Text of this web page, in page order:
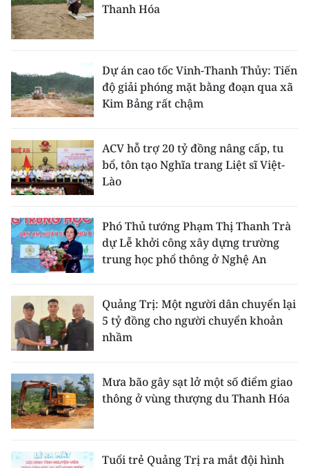
Thanh Hóa
Dự án cao tốc Vinh-Thanh Thủy: Tiến
độ giải phóng mặt bằng đoạn qua xã
Kim Bảng rất chậm
ACV hỗ trợ 20 tỷ đồng nâng cấp, tu
bổ, tôn tạo Nghĩa trang Liệt sĩ Việt-
Lào
Phó Thủ tướng Phạm Thị Thanh Trà
dự Lễ khởi công xây dựng trường
trung học phổ thông ở Nghệ An
Quảng Trị: Một người dân chuyển lại
5 tỷ đồng cho người chuyển khoản
nhầm
Mưa bão gây sạt lở một số điểm giao
thông ở vùng thượng du Thanh Hóa
Tuổi trẻ Quảng Trị ra mắt đội hình